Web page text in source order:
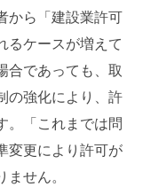
から「建設業許可
るケースが増えて
合であっても、取
の強化により、許
。「これまでは問
変更により許可が
せん。